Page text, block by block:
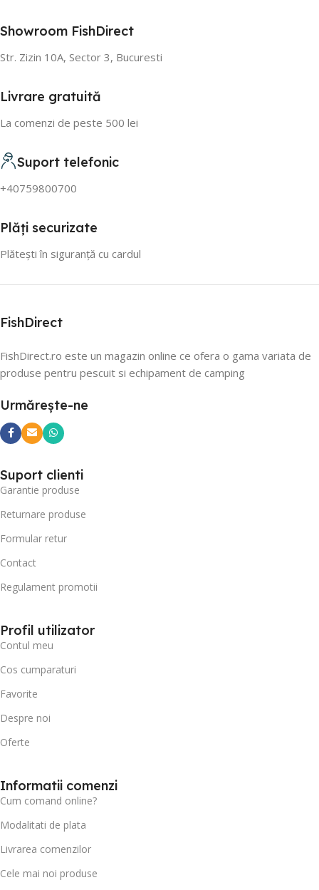
Showroom FishDirect
Str. Zizin 10A, Sector 3, Bucuresti
Livrare gratuită
La comenzi de peste 500 lei
Suport telefonic
+40759800700
Plăți securizate
Plătești în siguranță cu cardul
FishDirect
FishDirect.ro este un magazin online ce ofera o gama variata de
produse pentru pescuit si echipament de camping
Urmărește-ne
Suport clienti
Garantie produse
Returnare produse
Formular retur
Contact
Regulament promotii
Profil utilizator
Contul meu
Cos cumparaturi
Favorite
Despre noi
Oferte
Informatii comenzi
Cum comand online?
Modalitati de plata
Livrarea comenzilor
Cele mai noi produse